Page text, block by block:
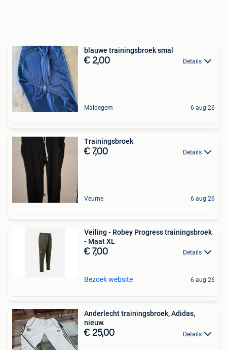
blauwe trainingsbroek smal
€ 2,00 Details
Maldegem 6 aug 26
Trainingsbroek
€ 7,00 Details
Veurne 6 aug 26
Veiling - Robey Progress trainingsbroek
- Maat XL
€ 7,00 Details
Bezoek website 6 aug 26
Anderlecht trainingsbroek, Adidas,
nieuw.
€ 25,00 Details